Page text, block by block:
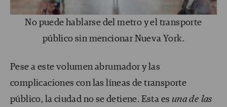
No puede hablarse del metro y el transporte
público sin mencionar Nueva York.
Pese a este volumen abrumador y las
complicaciones con las líneas de transporte
público, la ciudad no se detiene. Esta es una de las